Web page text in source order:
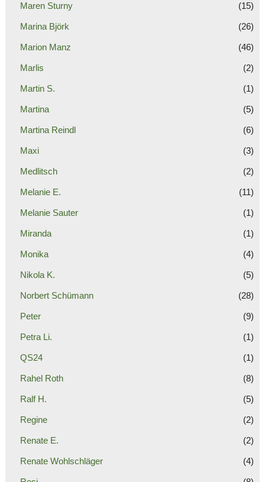
Maren Sturny (15)
Marina Björk (26)
Marion Manz (46)
Marlis (2)
Martin S. (1)
Martina (5)
Martina Reindl (6)
Maxi (3)
Medlitsch (2)
Melanie E. (11)
Melanie Sauter (1)
Miranda (1)
Monika (4)
Nikola K. (5)
Norbert Schümann (28)
Peter (9)
Petra Li. (1)
QS24 (1)
Rahel Roth (8)
Ralf H. (5)
Regine (2)
Renate E. (2)
Renate Wohlschläger (4)